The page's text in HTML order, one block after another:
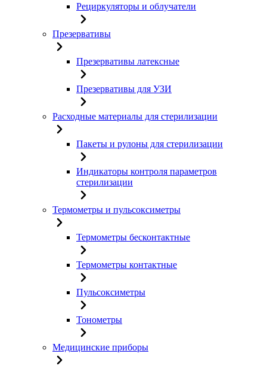
Рециркуляторы и облучатели
Презервативы
Презервативы латексные
Презервативы для УЗИ
Расходные материалы для стерилизации
Пакеты и рулоны для стерилизации
Индикаторы контроля параметров
стерилизации
Термометры и пульсоксиметры
Термометры бесконтактные
Термометры контактные
Пульсоксиметры
Тонометры
Медицинские приборы